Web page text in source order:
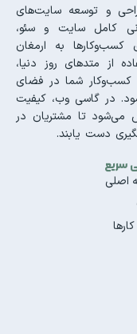
و توسعه سایت‌های
کامل سایت و سئو،
کسب‌وکارها به ارمغان
از متدهای روز دنیا،
کسب‌وکار شما در فضای
در گاسی وب، کیفیت
می‌شود تا مشتریان در
دست یابند.
سریع
اصلی